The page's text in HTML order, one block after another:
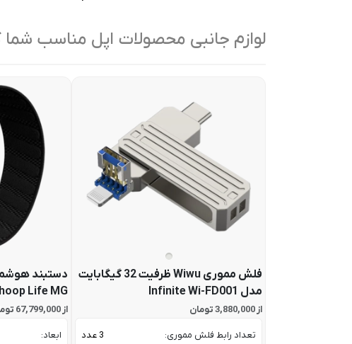
لوازم جانبی محصولات اپل مناسب
فلش مموری Wiwu ظرفیت 32 گیگابایت
مدل Infinite Wi-FD001
از 3,880,000 تومان
تعداد رابط فلش مموری:
3 عدد
دستبند
Life MG
از 67,799,000 تومان
ابعاد: